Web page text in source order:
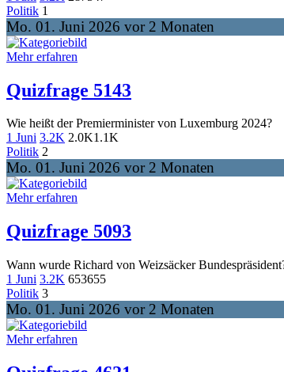
Politik 1
Mo. 01. Juni 2026 vor 2 Monaten
Mehr erfahren
Quizfrage 5143
Wie heißt der Premierminister von Luxemburg 2024?
1 Juni 3.2K 2.0K1.1K
Politik 2
Mo. 01. Juni 2026 vor 2 Monaten
Mehr erfahren
Quizfrage 5093
Wann wurde Richard von Weizsäcker
1 Juni 3.2K 653655
Politik 3
Mo. 01. Juni 2026 vor 2 Monaten
Mehr erfahren